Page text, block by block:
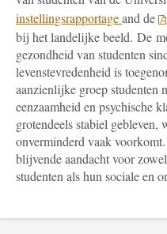
instellingsrapportageand de
bij het landelijke beeld. De
gezondheid van studenten
levenstevredenheid is
aanzienlijke groep studenten
eenzaamheid en psychische
grotendeels stabiel
onverminderd vaak
blijvende aandacht voor
studenten als hun sociale en